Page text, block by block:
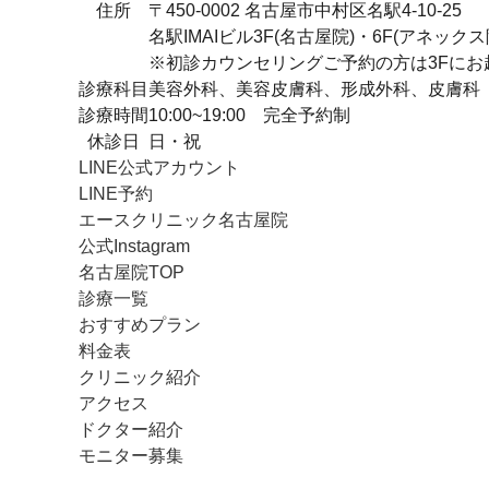
住所
〒450-0002 名古屋市中村区名駅4-10-25
名駅IMAIビル3F(名古屋院)・6F(アネックス
※初診カウンセリングご予約の方は3Fにお
診療科目 美容外科、美容皮膚科、形成外科、皮膚科
診療時間10:00~19:00 完全予約制
休診日
日・祝
LINE公式アカウント
LINE予約
エースクリニック名古屋院
公式Instagram
名古屋院TOP
診療一覧
おすすめプラン
料金表
クリニック紹介
アクセス
ドクター紹介
モニター募集